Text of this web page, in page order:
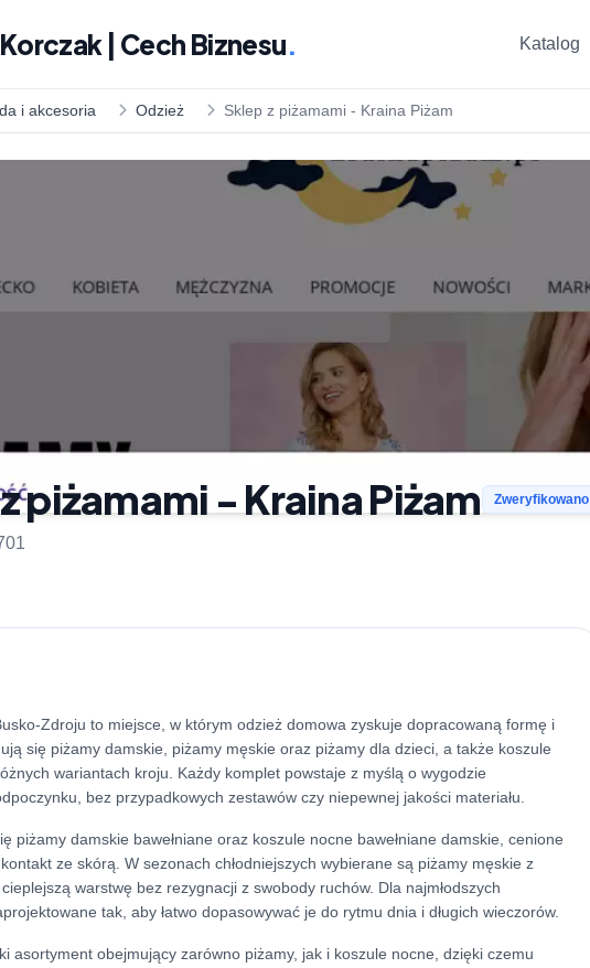
| Cech Biznesu. Katalog
i akcesoria Odzież Sklep z piżamami - Kraina Piżam
piżamami - Kraina Piżam Zweryfikowano
Zdroju to miejsce, w którym odzież domowa zyskuje dopracowaną formę i
się piżamy damskie, piżamy męskie oraz piżamy dla dzieci, a także koszule
wariantach kroju. Każdy komplet powstaje z myślą o wygodzie
bez przypadkowych zestawów czy niepewnej jakości materiału.
piżamy damskie bawełniane oraz koszule nocne bawełniane damskie, cenione
ze skórą. W sezonach chłodniejszych wybierane są piżamy męskie z
warstwę bez rezygnacji z swobody ruchów. Dla najmłodszych
tak, aby łatwo dopasowywać je do rytmu dnia i długich wieczorów.
asortyment obejmujący zarówno piżamy, jak i koszule nocne, dzięki czemu